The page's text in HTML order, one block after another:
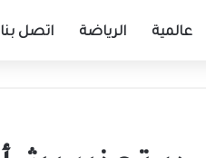
عالمية الرياضة اتصل بنا